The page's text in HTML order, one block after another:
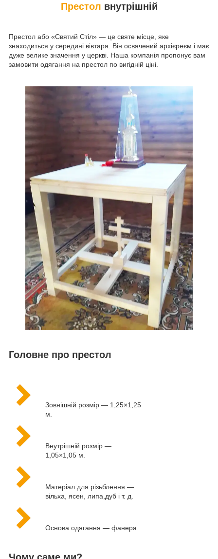
Престол внутрішній
Престол або «Святий Стіл» — це святе місце, яке
знаходиться у середині вівтаря. Він освячений архієреєм і має
дуже велике значення у церкві. Наша компанія пропонує вам
замовити одягання на престол по вигідній ціні.
Головне про престол
Зовнішній розмір — 1,25×1,25
м.
Внутрішній розмір —
1,05×1,05 м.
Матеріал для різьблення —
вільха, ясен, липа,дуб і т. д.
Основа одягання — фанера.